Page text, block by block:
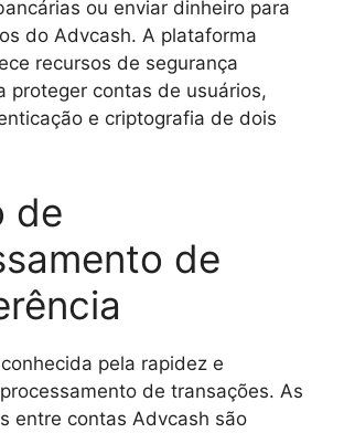
ou enviar dinheiro para
do Advcash. A plataforma
recursos de segurança
proteger contas de usuários,
e criptografia de dois
de
de
pela rapidez e
de transações. As
entre contas Advcash são